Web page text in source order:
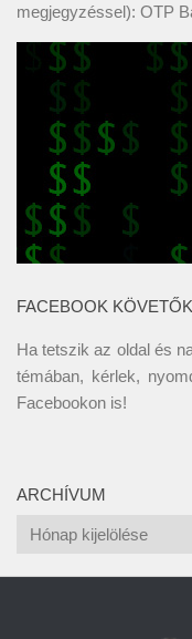
megjegyzéssel): OTP
FACEBOOK KÖVETŐK
Ha tetszik az oldal és
témában, kérlek,
Facebookon is!
ARCHÍVUM
Archívum